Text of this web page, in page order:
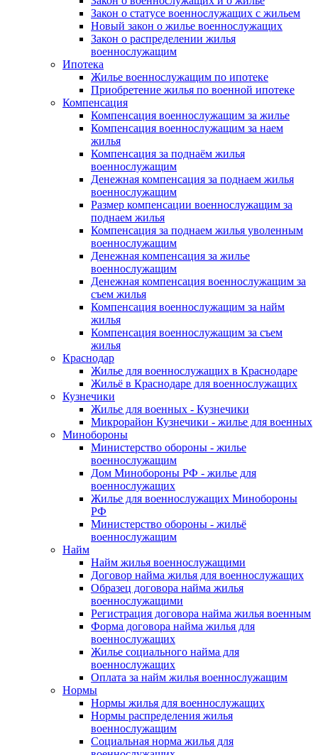
Закон о статусе военнослужащих с жильем
Новый закон о жилье военнослужащих
Закон о распределении жилья
военнослужащим
Ипотека
Жилье военнослужащим по ипотеке
Приобретение жилья по военной ипотеке
Компенсация
Компенсация военнослужащим за жилье
Компенсация военнослужащим за наем
жилья
Компенсация за поднаём жилья
военнослужащим
Денежная компенсация за поднаем жилья
военнослужащим
Размер компенсации военнослужащим за
поднаем жилья
Компенсация за поднаем жилья уволенным
военнослужащим
Денежная компенсация за жилье
военнослужащим
Денежная компенсация военнослужащим за
съем жилья
Компенсация военнослужащим за найм
жилья
Компенсация военнослужащим за съем
жилья
Краснодар
Жилье для военнослужащих в Краснодаре
Жильё в Краснодаре для военнослужащих
Кузнечики
Жилье для военных - Кузнечики
Микрорайон Кузнечики - жилье для военных
Минобороны
Министерство обороны - жилье
военнослужащим
Дом Минобороны РФ - жилье для
военнослужащих
Жилье для военнослужащих Минобороны
РФ
Министерство обороны - жильё
военнослужащим
Найм
Найм жилья военнослужащими
Договор найма жилья для военнослужащих
Образец договора найма жилья
военнослужащими
Регистрация договора найма жилья военным
Форма договора найма жилья для
военнослужащих
Жилье социального найма для
военнослужащих
Оплата за найм жилья военнослужащим
Нормы
Нормы жилья для военнослужащих
Нормы распределения жилья
военнослужащим
Социальная норма жилья для